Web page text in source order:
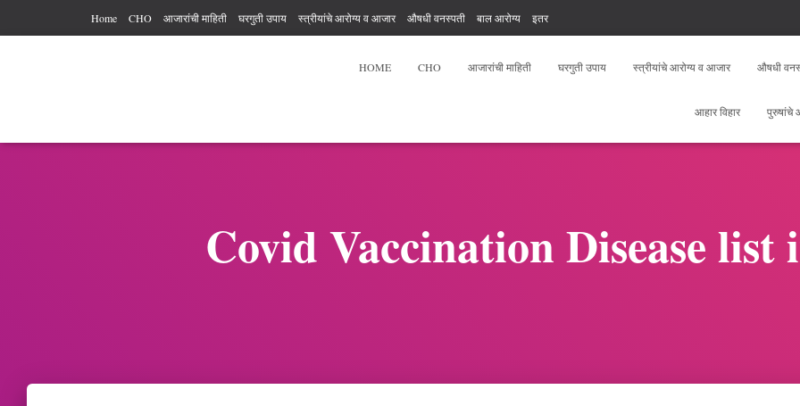
Home CHO आजारांची माहिती घरगुती उपाय स्त्रीयांचे आरोग्य व आजार औषधी वनस्पती बाल आरोग्य इतर
HOME
CHO आजारांची माहिती घरगुती उपाय स्त्रीयांचे आरोग्य व आजार औषधी
आहार विहार पुरुषांचे
Covid Vaccination Disease